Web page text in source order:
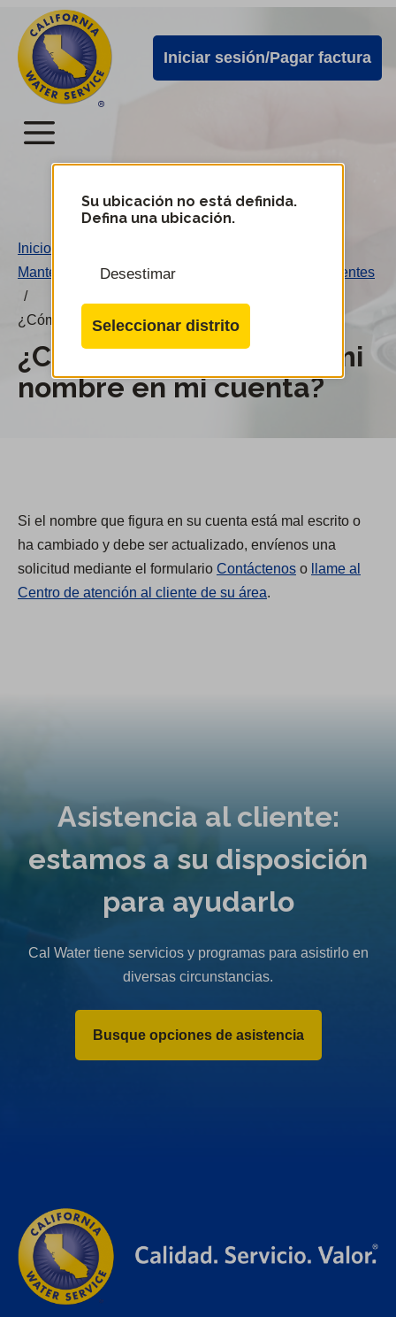
directamente
contenido
principal
Alertas
de
Cal
Water
Iniciar sesión/Pagar factura
Menú
Menú
servicio
móvil
de
Cal
Water
Su ubicación no está definida.
Defina una ubicación.
Desestimar
Seleccionar distrito
distrito
Inicio
Mantenimiento de cuenta en línea - Preguntas frecuentes
/
¿Cómo puedo corregir mi nombre en mi cuenta?
¿Cómo puedo corregir mi
nombre en mi cuenta?
Si el nombre que figura en su cuenta está mal escrito o
ha cambiado y debe ser actualizado, envíenos una
solicitud mediante el formulario Contáctenos o
llame al
Centro de atención al cliente de su área.
Asistencia al cliente:
estamos a su disposición
para ayudarlo
Cal Water tiene servicios y programas para asistirlo en
diversas circunstancias.
Busque opciones de asistencia